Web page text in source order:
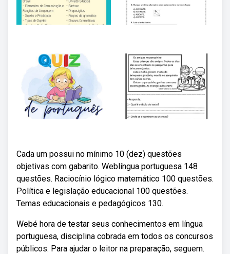
Cada um possui no mínimo 10 (dez) questões
objetivas com gabarito. Weblíngua portuguesa 148
questões. Raciocínio lógico matemático 100 questões.
Política e legislação educacional 100 questões.
Temas educacionais e pedagógicos 130.
Webé hora de testar seus conhecimentos em língua
portuguesa, disciplina cobrada em todos os concursos
públicos. Para ajudar o leitor na preparação, seguem.